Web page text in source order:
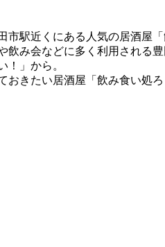
市駅近くにある人気の居酒
飲み会などに多く利用される
！」から。
きたい居酒屋「飲み食い処